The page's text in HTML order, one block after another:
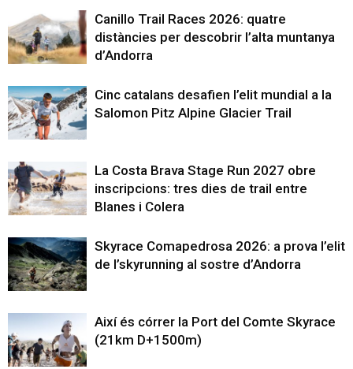
Canillo Trail Races 2026: quatre
distàncies per descobrir l’alta muntanya
d’Andorra
Cinc catalans desafien l’elit mundial a la
Salomon Pitz Alpine Glacier Trail
La Costa Brava Stage Run 2027 obre
inscripcions: tres dies de trail entre
Blanes i Colera
Skyrace Comapedrosa 2026: a prova l’elit
de l’skyrunning al sostre d’Andorra
Així és córrer la Port del Comte Skyrace
(21km D+1500m)